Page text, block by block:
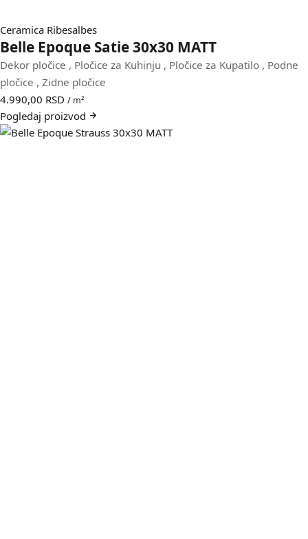
Ceramica Ribesalbes
Belle Epoque Satie 30x30 MATT
Dekor pločice , Pločice za Kuhinju , Pločice za Kupatilo , Podne
pločice , Zidne pločice
4.990,00 RSD / m²
Pogledaj proizvod